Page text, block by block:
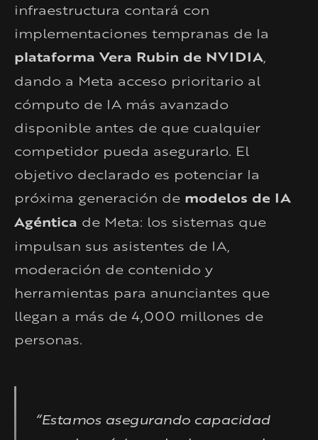
infraestructura contará con
implementaciones tempranas de la
plataforma Vera Rubin de NVIDIA,
dando a Meta acceso prioritario al
cómputo de IA más avanzado
disponible antes de que cualquier
competidor pueda asegurarlo. El
objetivo declarado es potenciar la
próxima generación de modelos de IA
Agéntica de Meta: los sistemas que
impulsan sus asistentes de IA,
moderación de contenido y
herramientas para anunciantes que
llegan a más de 4,000 millones de
personas.
“Estamos asegurando capacidad